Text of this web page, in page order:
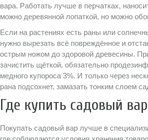
вара. Работать лучше в перчатках,
можно деревянной лопаткой, но можно
Если на растениях есть раны или
нужно вырезать всё повреждённое и
острым ножом до здоровой древесины.
зачистить щёткой, обязательно
медного купороса 3%. И только через
рана подсохнет, замазать тонким слоем
Где купить садовый
Покупать садовый вар лучше в